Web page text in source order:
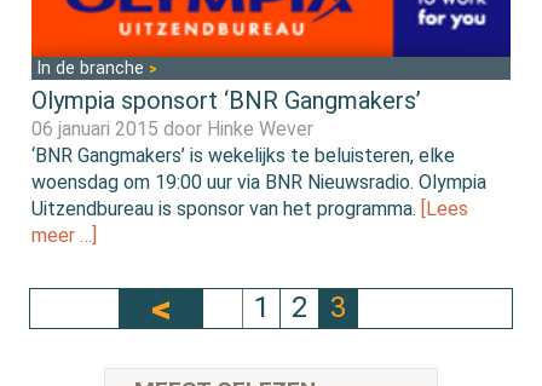
In de branche
Olympia sponsort ‘BNR Gangmakers’
06 januari 2015 door Hinke Wever
‘BNR Gangmakers’ is wekelijks te beluisteren, elke
woensdag om 19:00 uur via BNR Nieuwsradio. Olympia
Uitzendbureau is sponsor van het programma. [Lees
meer …]
1 2 3